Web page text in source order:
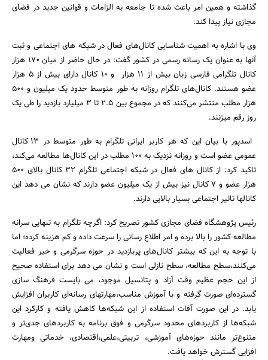
جستجو
گذاشته و همین امر باعث شده تا جامعه به الزامات و قوانین جدید در فضای
مجازی نیاز پیدا کند.
وی با اشاره به اهمیت شناسایی کانال‌های فعال در شبکه های اجتماعی و ثبت
آنها به عنوان یک رسانه رسمی در کشور گفت: در حال حاضر از میان 170 هزار
کانال تلگرامی فارسی زبان بیش از 11 هزار و 10 کانال دارای بیش از 5 هزار
عضو هستند. کانال‌های تلگرام روزانه به طور متوسط حدود یک میلیون و 500
هزار مطلب منتشر می‌کنند که در مجموع بین 2.5 تا 3 میلیارد بازدید را طی یک
روز رقم میزنند.
اسدپور با بیان این که هر کاربر ایرانی تلگرام به طور متوسط در 13 کانال
عمومی عضو است و روزانه نزدیک به 100 مطلب در این کانال‌ها مطالعه می‌کند،
تاکید کرد: از کانال های فعال در شبکه اجتماعی تلگرام 32 کانال بالای 500
هزار عضو و 7 کانال نیز بیش از یک میلیون عضو دارند که نشان می دهد این
کانالها تاثیر اجتماعی بسیار بالایی دارند.
رئیس پژوهشگاه فضای مجازی کشور تصریح کرد: اگرچه تلگرام به تنهایی سرانه
مطالعه کشور را بالا برده و امر اطلاع رسانی را سرعت داده و کم هزینه کرده؛ اما
با توجه به این که بیشتر کانال‌های پربازدید در حوزه سرگرمی و خبر فعالیت
می‌کنند،سطح مطالعه، سطح نازلی است و نشان می دهد برای استفاده صحیح
از این حجم عظیم وقت آزاد و پتانسیل موجود، می بایست فرهنگ سازی
گسترده‌ای صورت گرفته و با آموزش مناسب،مهارتهای رسانه‌ای کاربران افزایش
یابد. در این صورت آفات استفاده از این شبکه‌ها کاهش یافته و کارکرد این
شبکه‌ها از کاربردهای محدود سرگرمی و فوق برنامه به کاربردهای جدی‌تر و
متنوع‌تر مانند حوزه‌های آموزشی، تربیتی،علمی،اقتصادی، خدماتی ومهارت
افزایی گسترش خواهد یافت.